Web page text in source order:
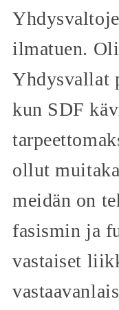
ilmatuen.
Yhdysvallat
kun SDF
ollut
meidän on
fasismin ja
vastaiset